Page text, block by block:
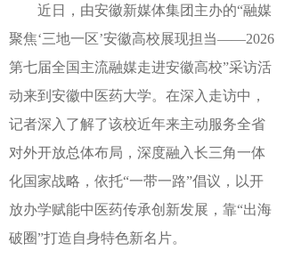
近日，由安徽新媒体集团主办的“融媒
聚焦‘三地一区’安徽高校展现担当——2026
第七届全国主流融媒走进安徽高校”采访活
动来到 安徽中医药大学。在深入走访中，
记者深入了解了该校近年来主动服务全省
对外开放总体布局，深度融入长三角一体
化国家战略，依托“一带一路”倡议，以开
放办学赋能中医药传承创新发展，靠“出海
破圈”打造自身特色新名片。